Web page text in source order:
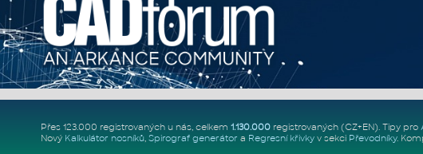
Přes 123.000 registrovaných u nás, celkem 1.130.000registrovaných (CZ+EN). Tipy pro
Nový Kalkulátor nosníků, Spirograf generátor a Regresní křivkyv sekci Převodníky.